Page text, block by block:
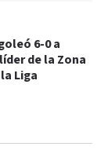
6-0 a
de la Zona
Liga